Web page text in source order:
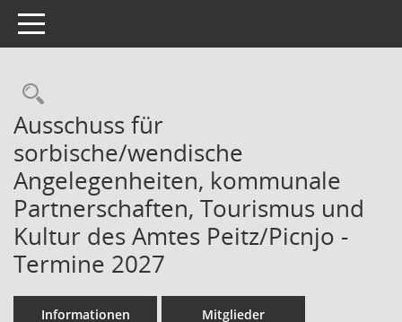
Toggle navigation
Rechercheauswahl
Ausschuss für
sorbische/wendische
Angelegenheiten, kommunale
Partnerschaften, Tourismus und
Kultur des Amtes Peitz/Picnjo -
Termine 2027
Informationen Mitglieder